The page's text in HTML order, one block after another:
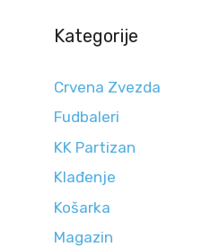
Kategorije
Crvena Zvezda
Fudbaleri
KK Partizan
Klađenje
Košarka
Magazin